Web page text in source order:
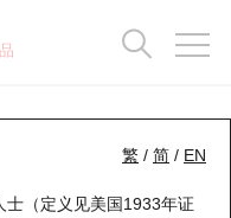
繁 / 简 / EN
（定义见美国1933年证